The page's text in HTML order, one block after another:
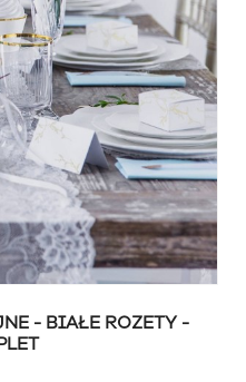
- BIAŁE ROZETY -